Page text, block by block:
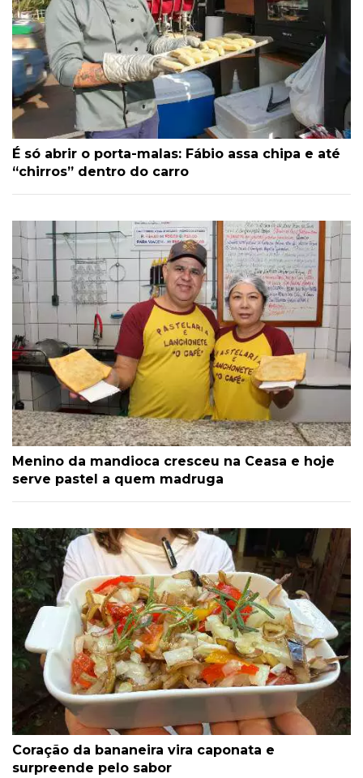
É só abrir o porta-malas: Fábio assa chipa e até
“chirros” dentro do carro
Menino da mandioca cresceu na Ceasa e hoje
serve pastel a quem madruga
Coração da bananeira vira caponata e
surpreende pelo sabor